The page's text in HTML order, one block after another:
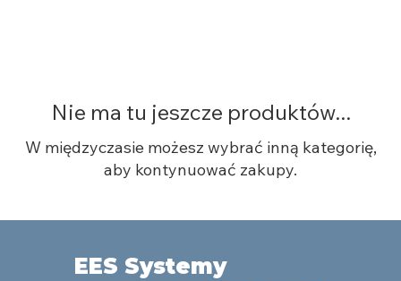
Nie ma tu jeszcze produktów...
W międzyczasie możesz wybrać inną kategorię,
aby kontynuować zakupy.
EES Systemy